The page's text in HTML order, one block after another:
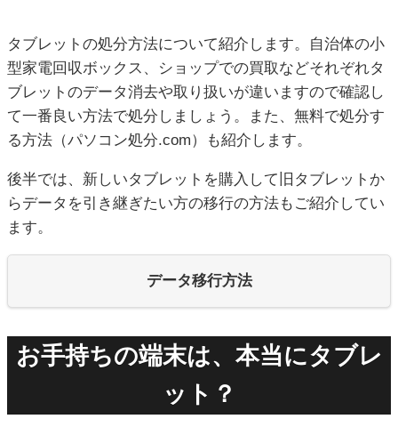
タブレットの処分方法について紹介します。自治体の小
型家電回収ボックス、ショップでの買取などそれぞれタ
ブレットのデータ消去や取り扱いが違いますので確認し
て一番良い方法で処分しましょう。また、無料で処分す
る方法（パソコン処分.com）も紹介します。
後半では、新しいタブレットを購入して旧タブレットか
らデータを引き継ぎたい方の移行の方法もご紹介してい
ます。
データ移行方法
お手持ちの端末は、本当にタブレ
ット？